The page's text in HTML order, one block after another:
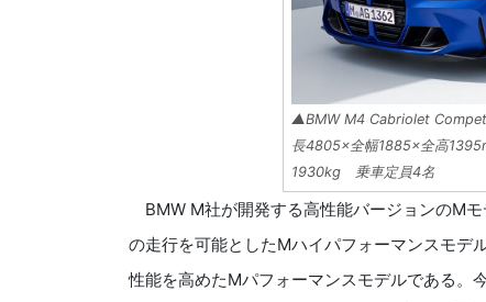
▲BMW M4 Cabriolet
長4805×全幅1885×全高
1930kg 乗車定員4名
BMW M社が開発する高性能バージョンのM
の走行を可能としたMハイパフォーマンスモデ
性能を高めたMパフォーマンスモデルである